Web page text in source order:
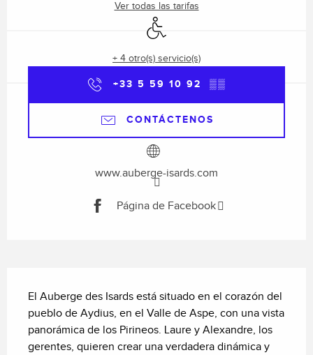
Ver todas las tarifas
Acceso para minusválidos
+ 4 otro(s) servicio(s)
+33 5 59 10 92 ▒▒
CONTÁCTENOS
www.auberge-isards.com
Página de Facebook
El Auberge des Isards está situado en el corazón del
pueblo de Aydius, en el Valle de Aspe, con una vista
panorámica de los Pirineos. Laure y Alexandre, los
gerentes, quieren crear una verdadera dinámica y